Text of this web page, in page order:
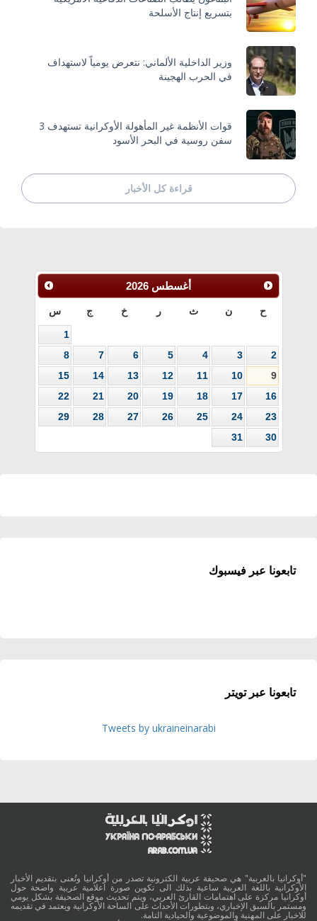
بتسريع إنتاج الأسلحة
وزير الداخلية الألماني: نتعرض يومياً لاستهداف
في الحرب الهجينة
قوات الأنظمة غير المأهولة الأوكرانية تستهدف 3
سفن روسية في البحر الأسود
قراءة كل الأخبار
أغسطس 2026
ح ن ث ر خ ج س
1
2
3
4
5
6
7
8
9
10
11
12
13
14
15
16
17
18
19
20
21
22
23
24
25
26
27
28
29
30
31
تابعونا عبر فيسبوك
تابعونا عبر تويتر
Tweets by ukraineinarabi
"أوكرانيا بالعربية" هي صحيفة عربية الكترونية تصدر من أوكرانيا وتُعنى بتقديم الأخبار
الأوكرانية باللغة العربية ساعية بذلك الى تكوين صورة اعلامية عربية واضحة حول
أوكرانيا مركزة على اهتمامات القارئ العربي، ويتم تحديث موقع الصحيفة بشكل يومي
ومستمر بالسبق الإخباري، وبتطورات الأحداث على الساحة الأوكرانية ويعتمد في تقديمه
للاخبار على المهنية والموضوعية والحيادية التامة.